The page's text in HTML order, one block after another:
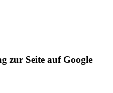
zur Seite auf Google